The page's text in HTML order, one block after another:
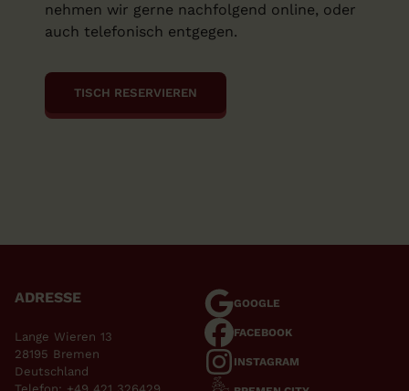
nehmen wir gerne nachfolgend online, oder
auch telefonisch entgegen.
TISCH RESERVIEREN
ADRESSE
Lange Wieren 13
28195 Bremen
Deutschland
GOOGLE
FACEBOOK
INSTAGRAM